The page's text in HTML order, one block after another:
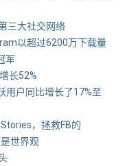
三大社交网络
以超过6200万下载量
军
长52%
用户同比增长了17%至
，拯救FB的
世界观